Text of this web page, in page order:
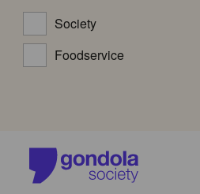
Society
Foodservice